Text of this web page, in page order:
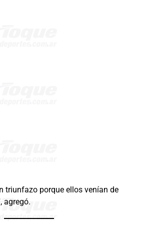
triunfazo porque ellos venían de
agregó.